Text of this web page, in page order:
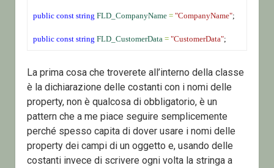
public const string FLD_CompanyName = "CompanyName";
public const string FLD_CustomerData = "CustomerData";
La prima cosa che troverete all’interno della classe
è la dichiarazione delle costanti con i nomi delle
property, non è qualcosa di obbligatorio, è un
pattern che a me piace seguire semplicemente
perché spesso capita di dover usare i nomi delle
property dei campi di un oggetto e, usando delle
costanti invece di scrivere ogni volta la stringa a